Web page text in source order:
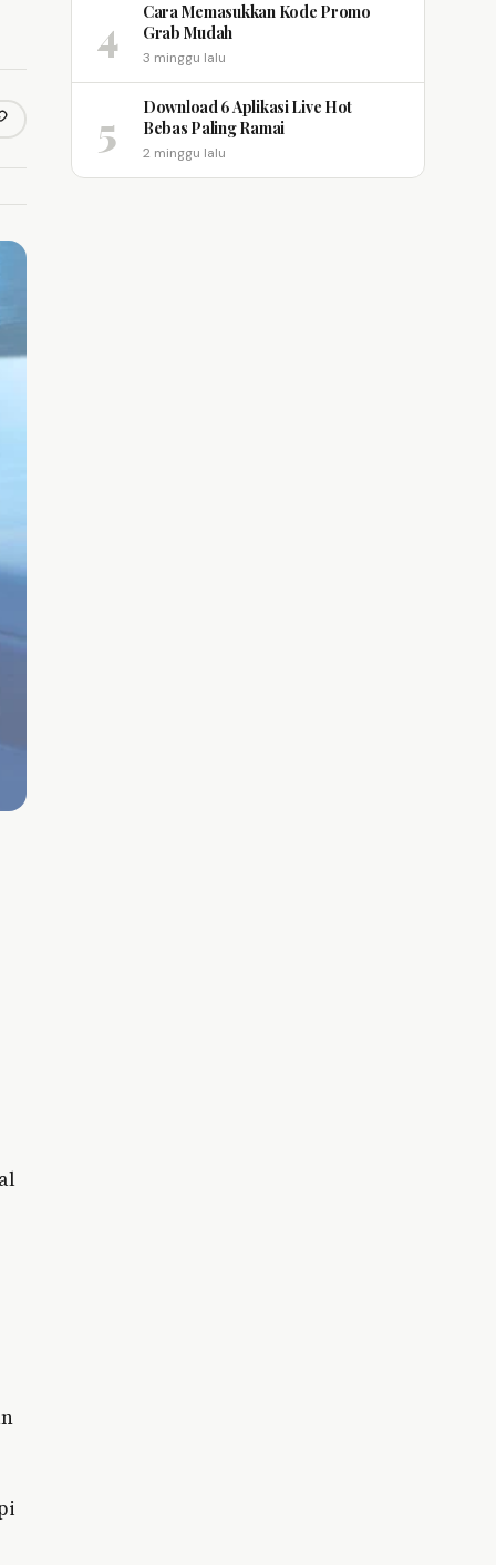
link
4
Cara Memasukkan Kode Promo
Grab Mudah
3 minggu lalu
5
Download 6 Aplikasi Live Hot
Bebas Paling Ramai
2 minggu lalu